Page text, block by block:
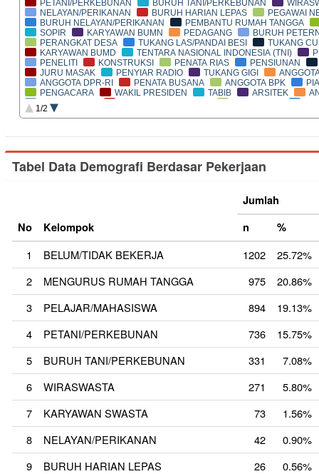
PETANI/PERKEBUNAN
BURUH TANI/PERKEBUNAN
NELAYAN/PERIKANAN
BURUH HARIAN LEPAS
PEGAWAI
BURUH NELAYAN/PERIKANAN
PEMBANTU RUMAH TANGGA
SOPIR
KARYAWAN BUMN PEDAGANG
BURUH
PERANGKAT DESA
TUKANG LAS/PANDAI BESI
TUKANG
KARYAWAN BUMD
TENTARA NASIONAL INDONESIA (TNI)
PENELITI
KONSTRUKSI PENATA RIAS
PENSIUNAN
JURU MASAK
PENYIAR RADIO TUKANG GIGI
ANGGOTA DPR-RI
PENATA BUSANA ANGGOTA BPK
PENGACARA
WAKIL PRESIDEN TABIB ARSITEK
KEPALA DESA
TUKANG BATU
PARAJI
AKUNTAN DUTA BESAR BIARAWATI
TUKANG LISTRIK
WAKIL GUBERNUR LAINNYA
WAKIL BUPATI
INDUSTRI WARTAWAN
PSIKIATER/
1/2
Tabel Data Demografi Berdasar Pekerjaan
No Kelompok
Jumlah
n
%
1
BELUM/TIDAK BEKERJA 1202
25.72%
2
MENGURUS RUMAH TANGGA 975
20.86%
3
PELAJAR/MAHASISWA 894
19.13%
4
PETANI/PERKEBUNAN 736
15.75%
5
BURUH TANI/PERKEBUNAN 331
7.08%
6
WIRASWASTA 271
5.80%
7
KARYAWAN SWASTA 73
1.56%
8
NELAYAN/PERIKANAN 42
0.90%
9
BURUH HARIAN LEPAS 26
0.56%